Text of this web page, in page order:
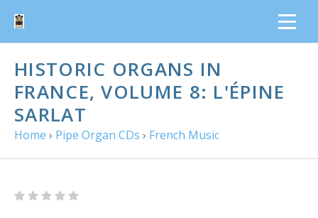
HISTORIC ORGANS IN
FRANCE, VOLUME 8: L'ÉPINE
SARLAT
Home › Pipe Organ CDs › French Music